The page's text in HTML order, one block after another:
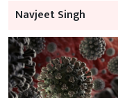
Navjeet Singh